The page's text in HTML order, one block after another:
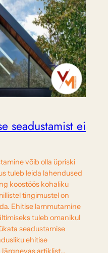
seadustamist ei
võib olla üpriski
tuleb leida lahendused
koostöös kohaliku
tingimustel on
Ehitise lammutamine
tuleb omanikul
seadustamise
ehitise
artiklist…